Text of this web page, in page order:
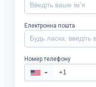
Електронна пошта
Номер телефону
▼